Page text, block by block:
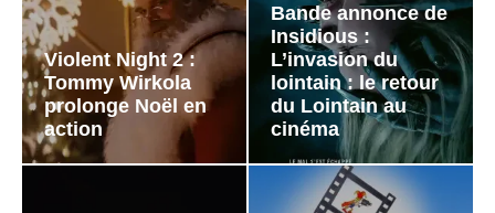
Violent Night 2 :
Tommy Wirkola
prolonge Noël en
action
Bande annonce de
Insidious :
L’invasion du
lointain : le retour
du Lointain au
cinéma